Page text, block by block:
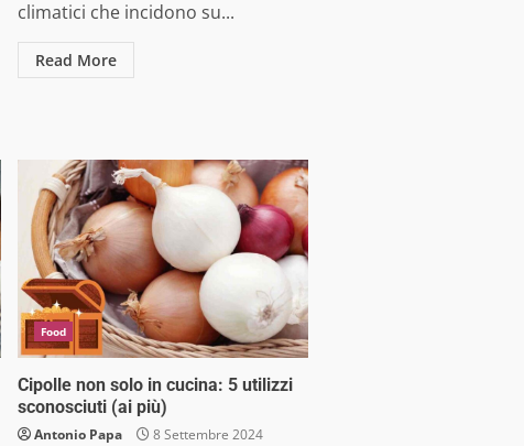
climatici che incidono su...
Read More
Food
Cipolle non solo in cucina: 5 utilizzi
sconosciuti (ai più)
Antonio Papa 8 Settembre 2024